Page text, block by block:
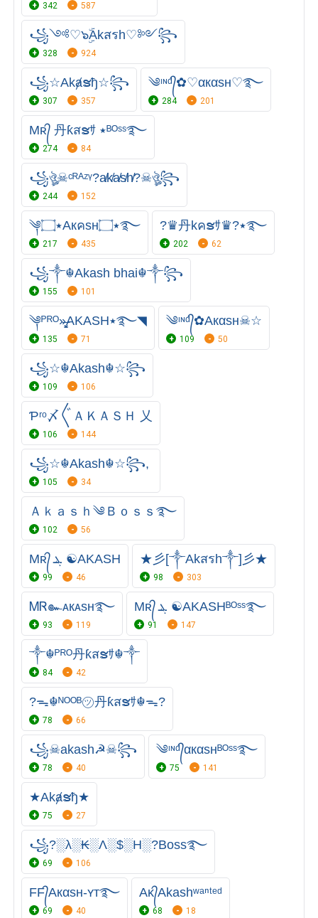
342 587
꧁༺♡๖ۣۜAkสรh♡༻꧂
328 924
꧁☆Akⱥຮђ☆꧂
307 357
༄ᶦᶰᵈ᭄✿♡αкαѕн♡࿐
284 201
Mʀ᭄ 丹ƙสຮｻ ٭ᴮᴼˢˢ࿐
274 84
꧁ঔৣ☠ᶜᴿᴬᶻᵞ?a̸k̸a̸s̸h̸?☠ঔৣ꧂
244 152
༆٭۝Aкคsн٭۝࿐
217 435
?♛丹kคຮｻ♛?٭࿐
202 62
꧁༒☬Akash bhai☬༒꧂
155 101
༆ᴾᴿᴼ»̶̳͓AKASH٭࿐◥
135 71
༄ᶦᶰᵈ᭄✿Aкαѕн☠☆
109 50
꧁☆☬Akash☬☆꧂
109 106
Ƥʳᵒ〆〲ＡＫＡＳＨ 乂
106 144
꧁☆☬Akash☬☆꧂,
105 34
Ａｋａｓｈ༄Ｂｏｓｓ࿐
102 56
Mʀ᭄ ܔ ☯AKASH
99 46
★彡[༒Akสรh༒]彡★
98 303
ᎷᏒ๛ᴀкᴀsн࿐
93 119
Mʀ᭄ ܔ ☯AKASHᴮᴼˢˢ࿐
91 147
༒☬ᴾᴿᴼ丹ƙสຮｻ☬༒
84 42
?ᯓ☬ᴺᴼᴼᴮ㋡丹ƙสຮｻ☬ᯓ?
78 66
꧁☠︎akash☭☠꧂
78 40
༄ᶦᶰᵈ᭄αкαѕнᴮᴼˢˢ࿐
75 141
★Akⱥຮђ★
75 27
꧁?░λ░₭░Λ░$░H░?Boss࿐
69 106
FF᭄Aкαѕн-ʏᴛ࿐
69 40
Aᴋ᭄Akashʷᵃⁿᵗᵉᵈ
68 18